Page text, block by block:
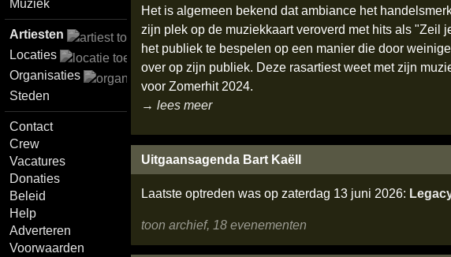
Muziek
Artiesten
Locaties
Organisaties
Steden
Contact
Crew
Vacatures
Donaties
Beleid
Help
Adverteren
Voorwaarden
Het is algemeen bekend dat ambiance het
zijn plek op de muziekkaart veroverd met hits als "Zeil
het publiek te bespelen op een manier die door
over op zijn publiek. Deze rasartiest weet met zijn
voor Zomerhit 2024.
→ lees meer
Uitgaansagenda Bart Kaëll
Laatste optreden was op zaterdag 13 juni 2026:
toon archief, 18 evenementen